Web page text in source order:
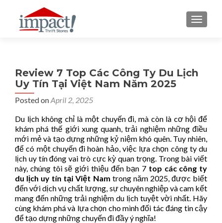
Review 7 Top Các Công Ty Du Lịch
Uy Tín Tại Việt Nam Năm 2025
Posted onApril 2, 2025
Du lịch không chỉ là một chuyến đi, mà còn là cơ hội để
khám phá thế giới xung quanh, trải nghiệm những điều
mới mẻ và tạo dựng những kỷ niệm khó quên. Tuy nhiên,
để có một chuyến đi hoàn hảo, việc lựa chọn công ty du
lịch uy tín đóng vai trò cực kỳ quan trọng. Trong bài viết
này, chúng tôi sẽ giới thiệu đến bạn 7 top các công ty
du lịch uy tín tại Việt Nam trong năm 2025, được biết
đến với dịch vụ chất lượng, sự chuyên nghiệp và cam kết
mang đến những trải nghiệm du lịch tuyệt vời nhất. Hãy
cùng khám phá và lựa chọn cho mình đối tác đáng tin cậy
để tạo dựng những chuyến đi đầy ý nghĩa!